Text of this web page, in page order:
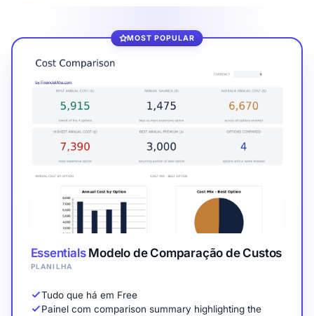
MOST POPULAR
EssentialsModelo de Comparação de Custos
PLANILHA
Tudo que há em Free
Painel com comparison summary highlighting the